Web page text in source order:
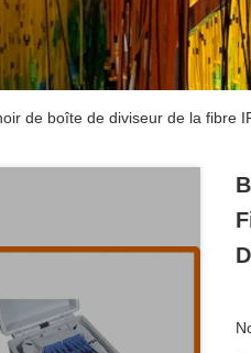
de boîte de diviseur de la fibre